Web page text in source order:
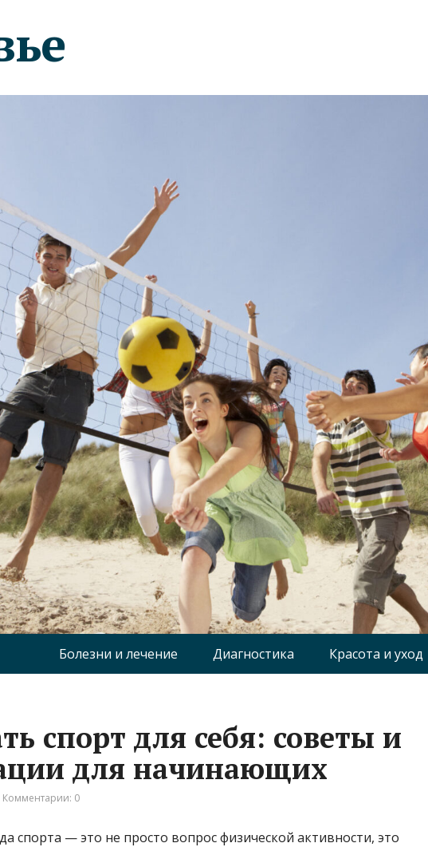
Болезни и лечение Диагностика Красота и уход
спорт для себя: советы и
для начинающих
Комментарии: 0
спорта — это не просто вопрос физической активности, это